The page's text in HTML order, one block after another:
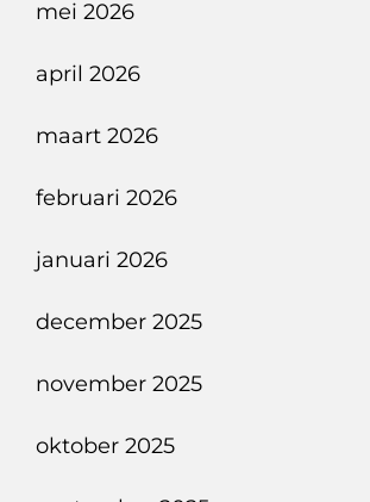
mei 2026
april 2026
maart 2026
februari 2026
januari 2026
december 2025
november 2025
oktober 2025